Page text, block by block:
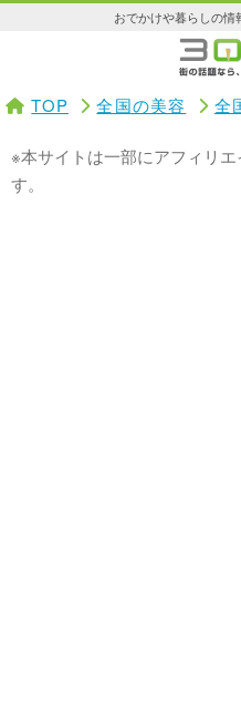
おでかけや暮らしの情
TOP 全国の美容 全
※本サイトは一部にアフィリ
す。